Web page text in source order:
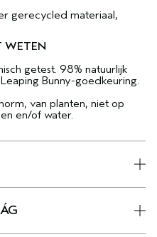
gerecycled materiaal,
WETEN
getest. 98% natuurlijk
Bunny-goedkeuring.
van planten, niet op
en/of water.